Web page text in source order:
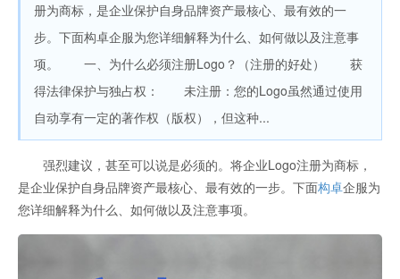
产权有限公司
册为商标，是企业保护自身品牌资产最核心、最有效的一
步。下面构卓企服为您详细解释为什么、如何做以及注意事
项。 一、为什么必须注册Logo？（注册的好处） 获
得法律保护与独占权： 未注册：您的Logo虽然通过使用
自动享有一定的著作权（版权），但这种...
强烈建议，甚至可以说是必须的。将企业Logo注册为商标，
是企业保护自身品牌资产最核心、最有效的一步。下面构卓企服为
您详细解释为什么、如何做以及注意事项。